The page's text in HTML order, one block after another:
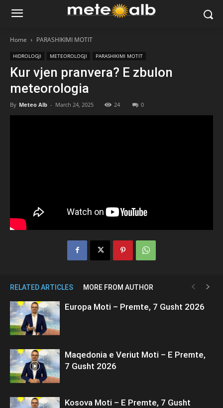
Home PARASHIKIMI MOTIT
HIDROLOGJI METEOROLOGJI PARASHIKIMI MOTIT
Kur vjen pranvera? E zbulon
meteorologia
By Meteo Alb - March 24, 2025 24 0
RELATED ARTICLES MORE FROM AUTHOR
Europa Moti – Premte, 7 Gusht 2026
Maqedonia e Veriut Moti – E Premte,
7 Gusht 2026
Kosova Moti – E Premte, 7 Gusht